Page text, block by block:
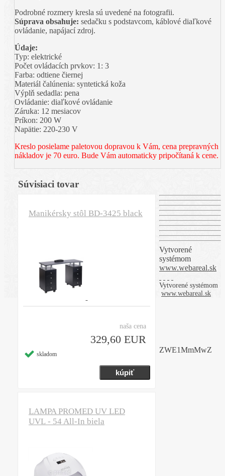
Podrobné rozmery kresla sú uvedené na fotografii.
Súprava obsahuje: sedačku s podstavcom, káblové diaľkové
ovládanie, napájací zdroj.
Údaje:
Typ: elektrické
Počet ovládacích prvkov: 1: 3
Farba: odtiene čiernej
Materiál čalúnenia: syntetická koža
Výplň sedadla: pena
Ovládanie: diaľkové ovládanie
Záruka: 12 mesiacov
Príkon: 200 W
Napätie: 220-230 V
Kreslo posielame paletovou dopravou k Vám, cena prepravných
nákladov je 70 euro. Bude Vám automaticky pripočítaná k cene.
Súvisiaci tovar
Manikérsky stôl BD-3425 black
naša cena
329,60 EUR
skladom
LAMPA PROMED UV LED
UVL - 54 All-In biela
Vytvorené
systémom
www.webareal.sk
Vytvorené systémom
www.webareal.sk
ZWE1MmMwZ